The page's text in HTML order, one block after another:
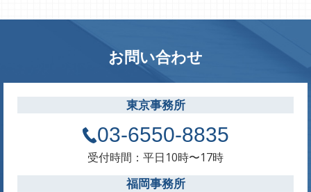
お問い合わせ
東京事務所
03-6550-8835
受付時間：平日10時〜17時
福岡事務所